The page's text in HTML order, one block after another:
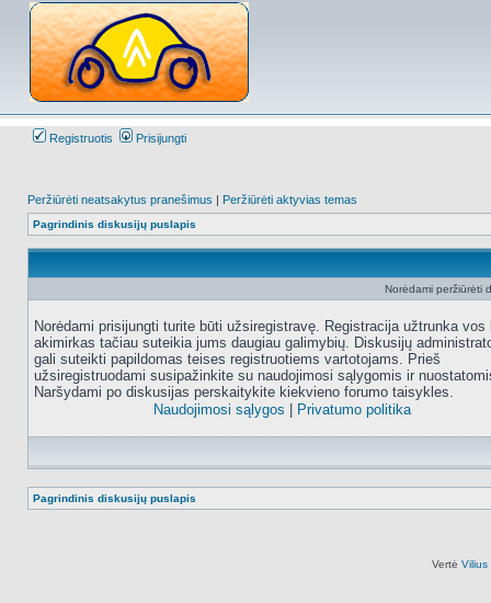
Registruotis Prisijungti
Peržiūrėti neatsakytus pranešimus | Peržiūrėti aktyvias temas
Pagrindinis diskusijų puslapis
Norėdami peržiūrėti
Norėdami prisijungti turite būti užsiregistravę. Registracija užtrunka vos
akimirkas tačiau suteikia jums daugiau galimybių. Diskusijų
gali suteikti papildomas teises registruotiems vartotojams. Prieš
užsiregistruodami susipažinkite su naudojimosi sąlygomis ir
Naršydami po diskusijas perskaitykite kiekvieno forumo taisykles.
Naudojimosi sąlygos
Privatumo politika
Pagrindinis diskusijų puslapis
Vertė Vilius